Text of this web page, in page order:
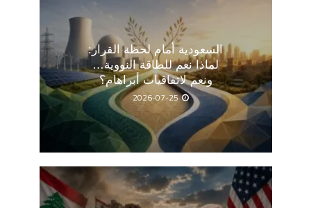
السعودية أمام لحظة القرار:
لماذا نعم للطاقة النووية…
ونعم لاتفاقيات أبراهام؟
2026-07-25